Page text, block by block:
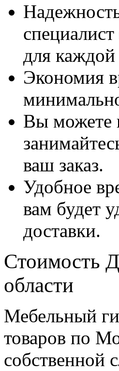
для каждой
Экономия
Вы можете
ваш заказ.
Удобное
вам будет
доставки.
Стоимость
области
Мебельный
товаров по
собственной